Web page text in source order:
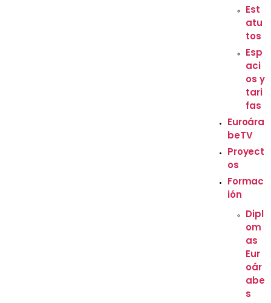
Est
atu
tos
Esp
aci
os y
tari
fas
Euroára
beTV
Proyect
os
Formac
ión
Dipl
om
as
Eur
oár
abe
s